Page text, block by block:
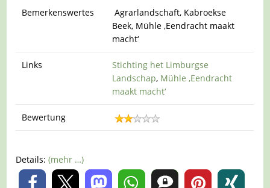
Bemerkenswertes
Agrarlandschaft, Kabroekse
Beek, Mühle ‚Eendracht maakt
macht‘
Links
Stichting het Limburgse
Landschap, Mühle ‚Eendracht
maakt macht‘
Bewertung
Details:(mehr …)
0